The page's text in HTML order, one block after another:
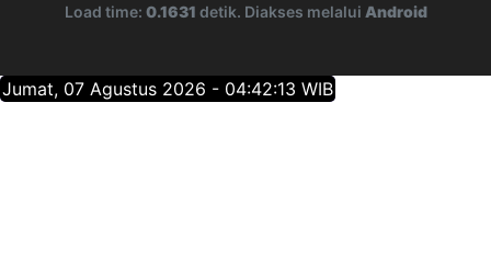
Load time: 0.1631 detik. Diakses melalui Android
Jumat, 07 Agustus 2026 - 04:42:13 WIB